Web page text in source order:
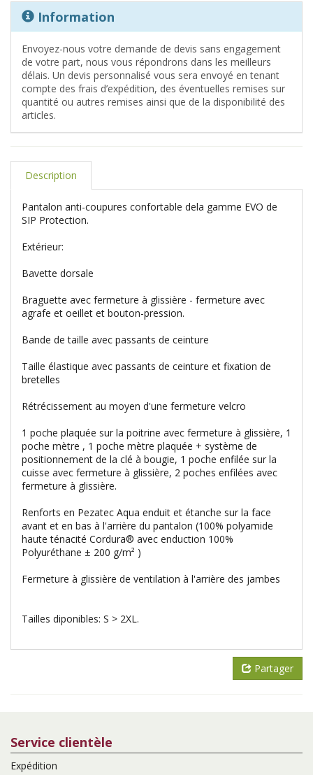
Information
Envoyez-nous votre demande de devis sans engagement
de votre part, nous vous répondrons dans les meilleurs
délais. Un devis personnalisé vous sera envoyé en tenant
compte des frais d’expédition, des éventuelles remises sur
quantité ou autres remises ainsi que de la disponibilité des
articles.
Description
Pantalon anti-coupures confortable dela gamme EVO de
SIP Protection.
Extérieur:
Bavette dorsale
Braguette avec fermeture à glissière - fermeture avec
agrafe et oeillet et bouton-pression.
Bande de taille avec passants de ceinture
Taille élastique avec passants de ceinture et fixation de
bretelles
Rétrécissement au moyen d'une fermeture velcro
1 poche plaquée sur la poitrine avec fermeture à glissière, 1
poche mètre , 1 poche mètre plaquée + système de
positionnement de la clé à bougie, 1 poche enfilée sur la
cuisse avec fermeture à glissière, 2 poches enfilées avec
fermeture à glissière.
Renforts en Pezatec Aqua enduit et étanche sur la face
avant et en bas à l'arrière du pantalon (100% polyamide
haute ténacité Cordura® avec enduction 100%
Polyuréthane ± 200 g/m² )
Fermeture à glissière de ventilation à l'arrière des jambes
Tailles diponibles: S > 2XL.
Partager
Service clientèle
Expédition